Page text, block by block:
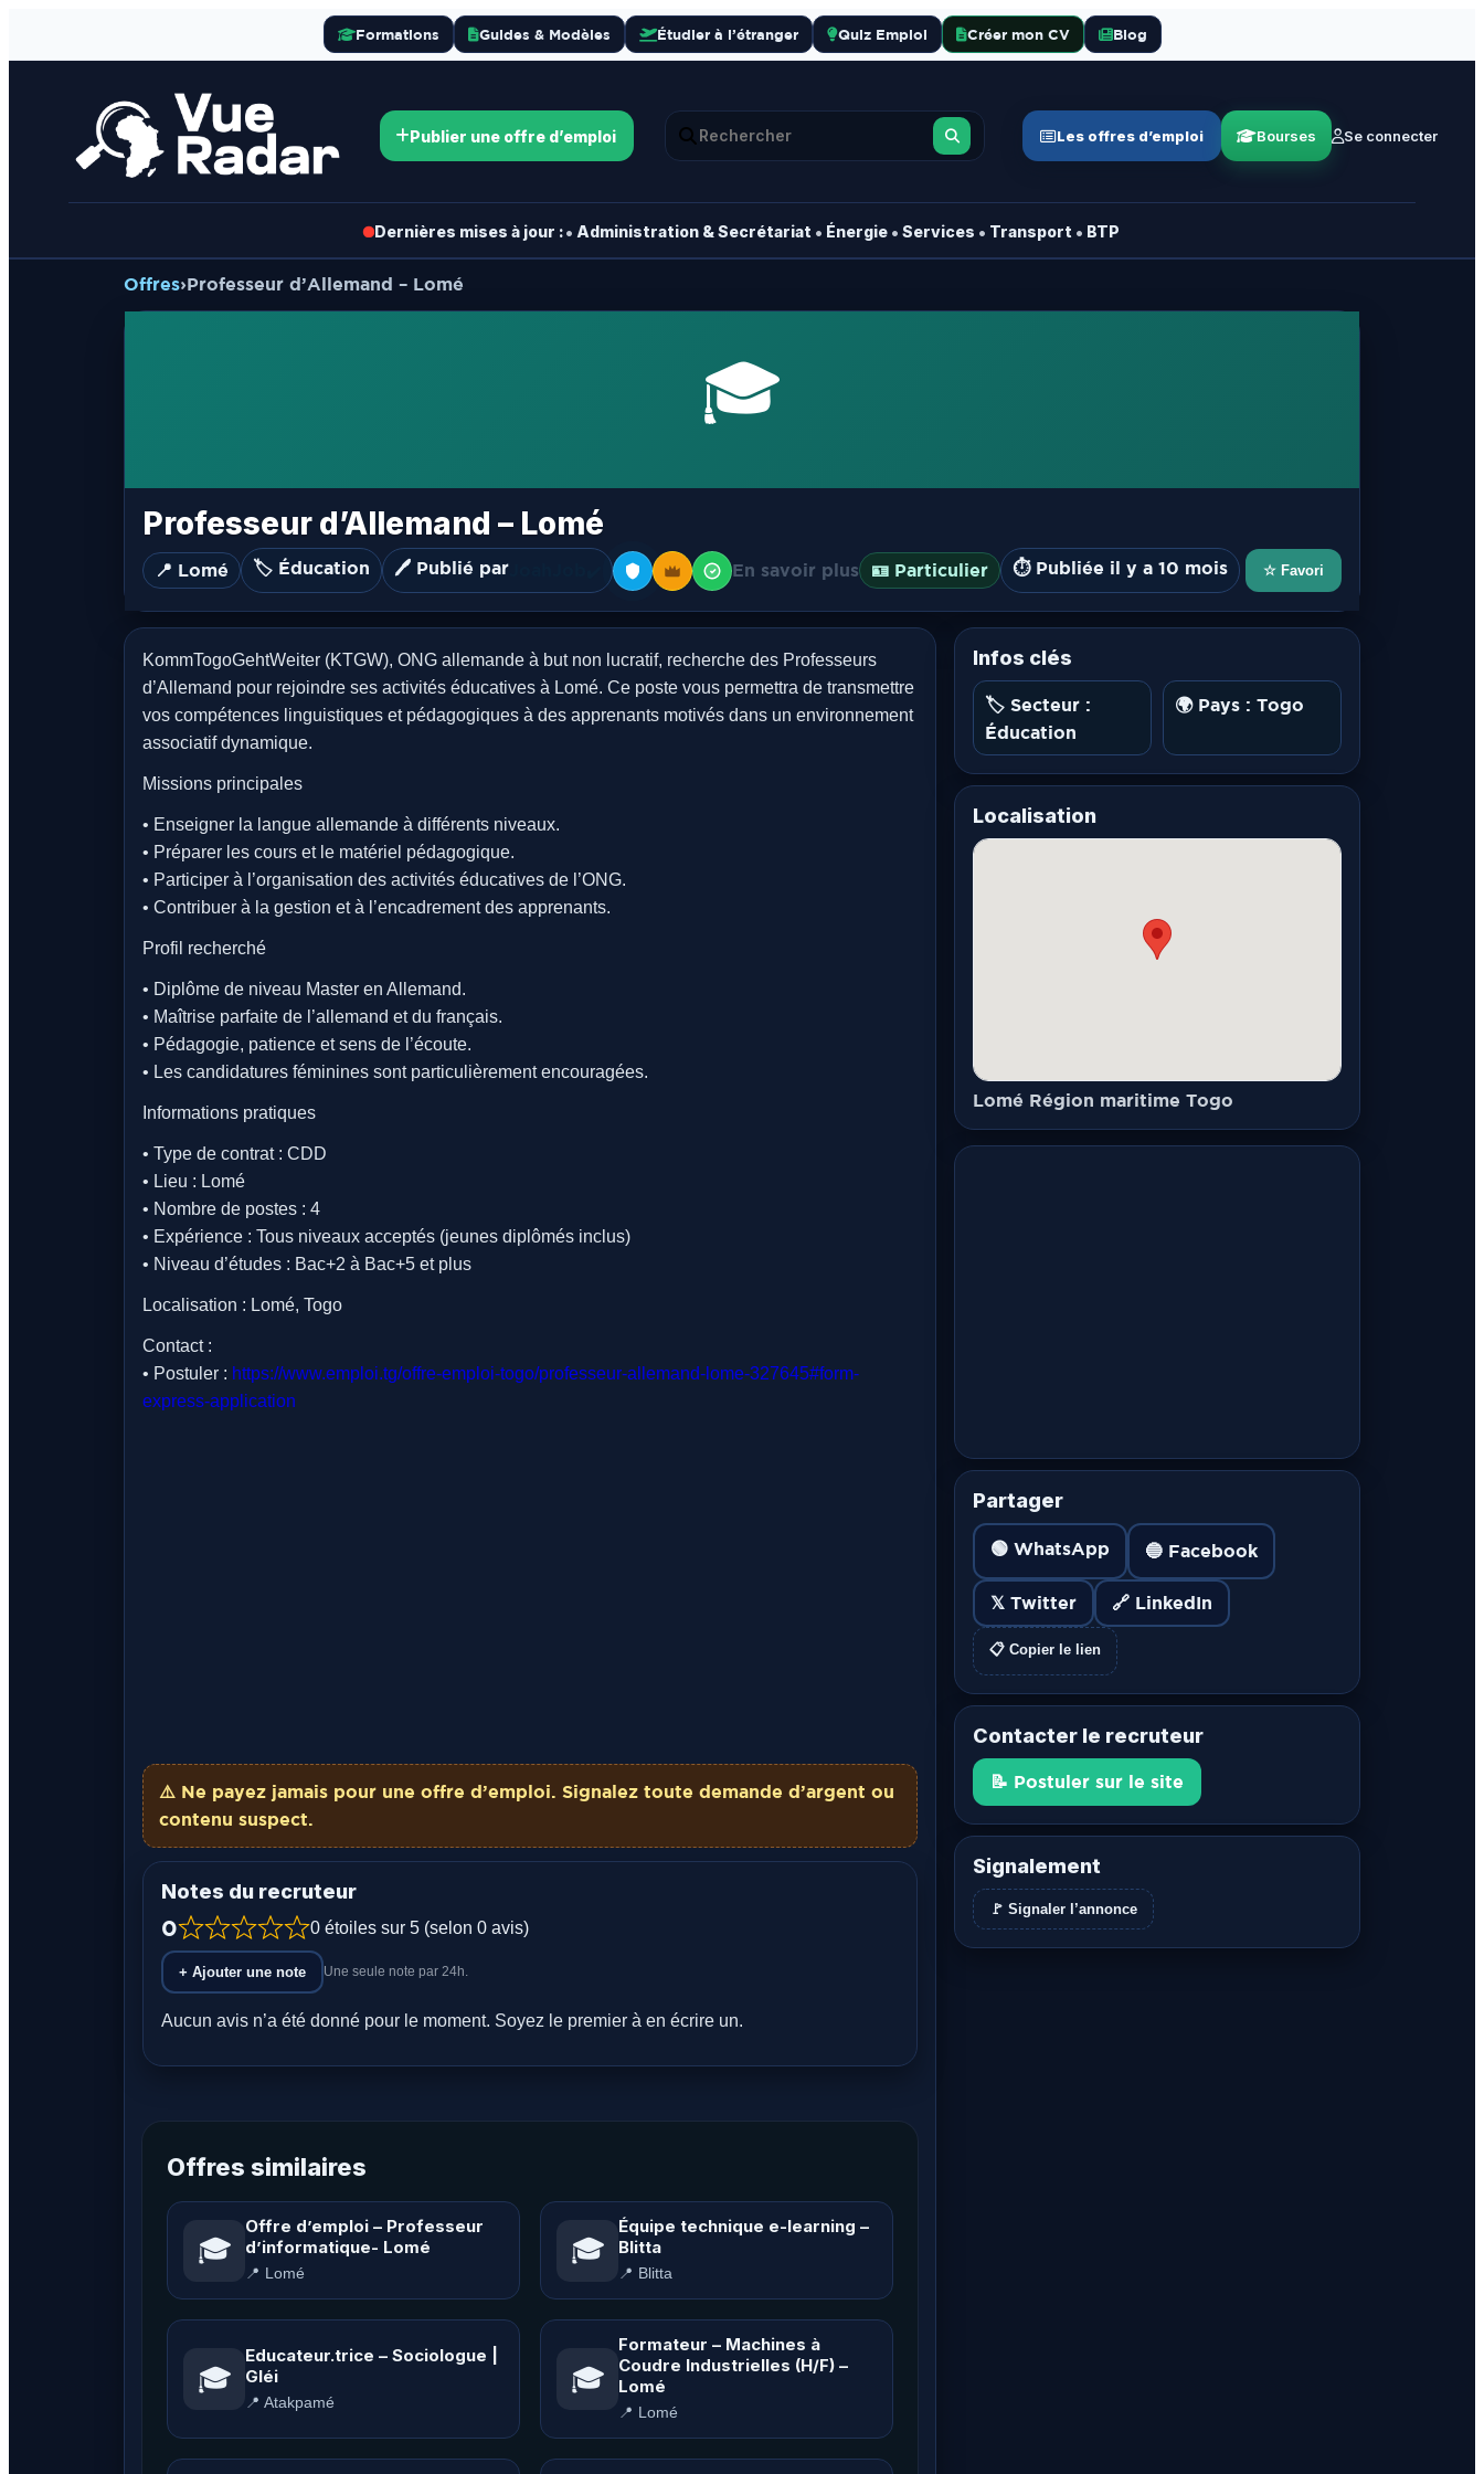
Formations Guides & Modèles Étudier à l’étranger Quiz Emploi Créer mon CV Blog
Publier une offre d’emploi Les offres d’emploi Bourses Se connecter
Dernières mises à jour :• Administration & Secrétariat • Énergie • Services • Transport • BTP
Offres›Professeur d’Allemand – Lomé
🎓
Professeur d’Allemand – Lomé
📍 Lomé 🏷️ Éducation 🖊️ Publié par En savoir plus 🪪 Particulier ⏱️ Publiée il y a 10 mois ☆ Favori
KommTogoGehtWeiter (KTGW), ONG allemande à but non lucratif, recherche des Professeurs
d’Allemand pour rejoindre ses activités éducatives à Lomé. Ce poste vous permettra de transmettre
vos compétences linguistiques et pédagogiques à des apprenants motivés dans un environnement
associatif dynamique.
Missions principales
• Enseigner la langue allemande à différents niveaux.
• Préparer les cours et le matériel pédagogique.
• Participer à l’organisation des activités éducatives de l’ONG.
• Contribuer à la gestion et à l’encadrement des apprenants.
Profil recherché
• Diplôme de niveau Master en Allemand.
• Maîtrise parfaite de l’allemand et du français.
• Pédagogie, patience et sens de l’écoute.
• Les candidatures féminines sont particulièrement encouragées.
Informations pratiques
• Type de contrat : CDD
• Lieu : Lomé
• Nombre de postes : 4
• Expérience : Tous niveaux acceptés (jeunes diplômés inclus)
• Niveau d’études : Bac+2 à Bac+5 et plus
Localisation : Lomé, Togo
Contact :
• Postuler : https://www.emploi.tg/offre-emploi-togo/professeur-allemand-lome-327645#form-
express-application
⚠️ Ne payez jamais pour une offre d’emploi. Signalez toute demande d’argent ou
contenu suspect.
Notes du recruteur
0 0 étoiles sur 5 (selon 0 avis)
+ Ajouter une note Une seule note par 24h.
Aucun avis n’a été donné pour le moment. Soyez le premier à en écrire un.
Offres similaires
🎓
Offre d’emploi – Professeur
d’informatique- Lomé
📍 Lomé
🎓
Équipe technique e-learning –
Blitta
📍 Blitta
🎓
Educateur.trice – Sociologue |
Gléi
📍 Atakpamé
🎓
Formateur – Machines à
Coudre Industrielles (H/F) –
Lomé
📍 Lomé
Infos clés
🏷️ Secteur :
Éducation
🌍 Pays : Togo
Localisation
Lomé Région maritime Togo
Partager
🟢 WhatsApp 🔵 Facebook
𝕏 Twitter 🔗 LinkedIn
📋 Copier le lien
Contacter le recruteur
📝 Postuler sur le site
Signalement
🚩 Signaler l’annonce